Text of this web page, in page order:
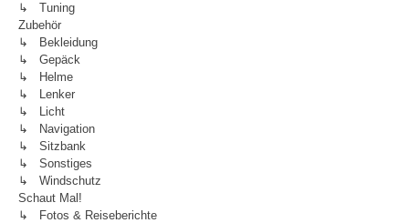
↳ Tuning
Zubehör
↳ Bekleidung
↳ Gepäck
↳ Helme
↳ Lenker
↳ Licht
↳ Navigation
↳ Sitzbank
↳ Sonstiges
↳ Windschutz
Schaut Mal!
↳ Fotos & Reiseberichte